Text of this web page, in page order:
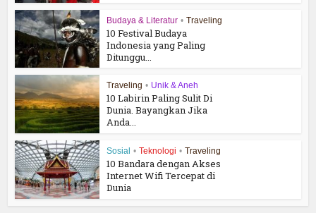
Budaya & Literatur • Traveling
10 Festival Budaya
Indonesia yang Paling
Ditunggu...
Traveling • Unik & Aneh
10 Labirin Paling Sulit Di
Dunia. Bayangkan Jika
Anda...
Sosial • Teknologi • Traveling
10 Bandara dengan Akses
Internet Wifi Tercepat di
Dunia